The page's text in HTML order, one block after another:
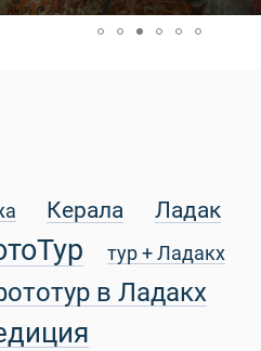
Керала Ладак
тур + Ладакх
в Ладакх